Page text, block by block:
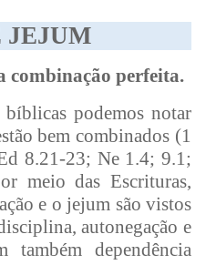
JEJUM
combinação perfeita.
bíblicas podemos notar
bem combinados (1
8.21-23; Ne 1.4; 9.1;
meio das Escrituras,
e o jejum são vistos
autonegação e
também dependência